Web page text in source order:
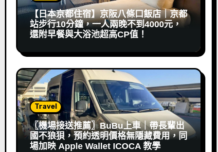
【日本京都住宿】京阪八條口飯店｜京都
站步行10分鐘，一人兩晚不到4000元，
還附早餐與大浴池超高CP值！
Travel
〖機場接送推薦〗BuBu上車｜帶長輩出
國不狼狽，預約透明價格無隱藏費用，同
場加映 Apple Wallet ICOCA 教學